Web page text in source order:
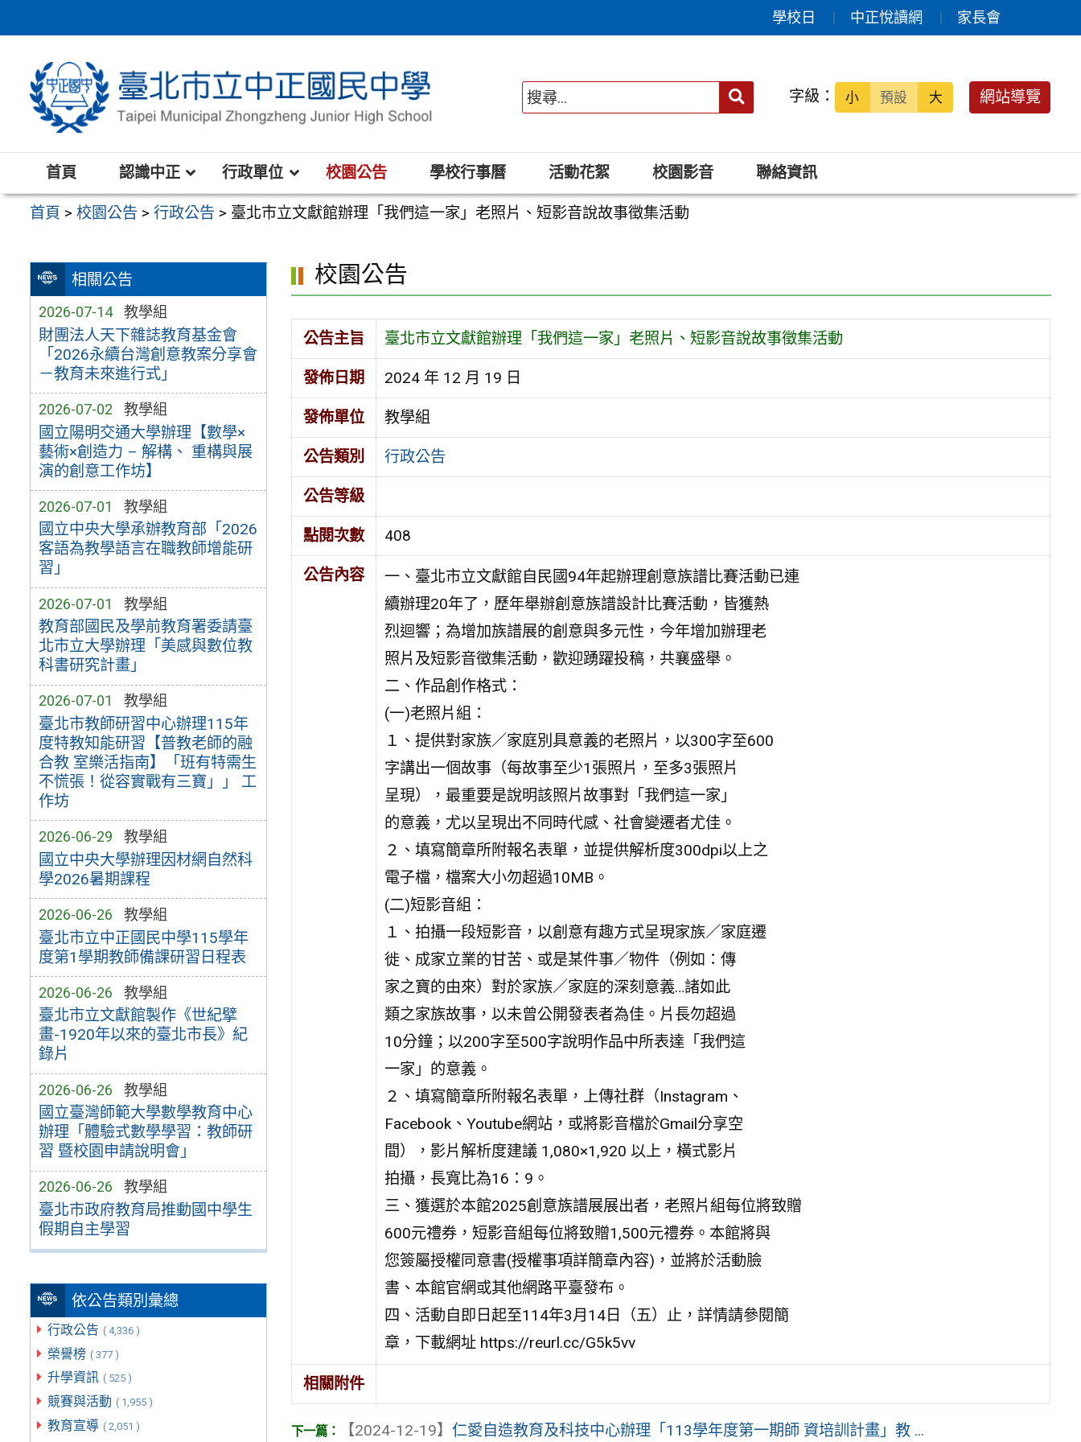
至
區
學校日 中正悅讀網 家長會
送出 字級： 小 預設 大 網站導覽
首頁 認識中正 行政單位 校園公告 學校行事曆 活動花絮 校園影音 聯絡資訊
首頁 >校園公告 >行政公告 > 臺北市立文獻館辦理「我們這一家」老照片、短影音說故事徵集活動
相關公告
2026-07-14 教學組
財團法人天下雜誌教育基金會
「2026永續台灣創意教案分享會
－教育未來進行式」
2026-07-02 教學組
國立陽明交通大學辦理【數學×
藝術×創造力 – 解構、 重構與展
演的創意工作坊】
2026-07-01 教學組
國立中央大學承辦教育部「2026
客語為教學語言在職教師增能研
習」
2026-07-01 教學組
教育部國民及學前教育署委請臺
北市立大學辦理「美感與數位教
科書研究計畫」
2026-07-01 教學組
臺北市教師研習中心辦理115年
度特教知能研習【普教老師的融
合教 室樂活指南】「班有特需生
不慌張！從容實戰有三寶」」 工
作坊
2026-06-29 教學組
國立中央大學辦理因材網自然科
學2026暑期課程
2026-06-26 教學組
臺北市立中正國民中學115學年
度第1學期教師備課研習日程表
2026-06-26 教學組
臺北市立文獻館製作《世紀擘
畫-1920年以來的臺北市長》紀
錄片
2026-06-26 教學組
國立臺灣師範大學數學教育中心
辦理「體驗式數學學習：教師研
習 暨校園申請說明會」
2026-06-26 教學組
臺北市政府教育局推動國中學生
假期自主學習
依公告類別彙總
行政公告 ( 4,336 )
榮譽榜 ( 377 )
升學資訊 ( 525 )
競賽與活動 ( 1,955 )
教育宣導 ( 2,051 )
校園公告
公告主旨 臺北市立文獻館辦理「我們這一家」老照片、短影音說故事徵集活動
發佈日期 2024 年 12 月 19 日
發佈單位 教學組
公告類別 行政公告
公告等級
點閱次數 408
公告內容
一、臺北市立文獻館自民國94年起辦理創意族譜比賽活動已連
續辦理20年了，歷年舉辦創意族譜設計比賽活動，皆獲熱
烈迴響；為增加族譜展的創意與多元性，今年增加辦理老
照片及短影音徵集活動，歡迎踴躍投稿，共襄盛舉。
二、作品創作格式：
(一)老照片組：
１、提供對家族／家庭別具意義的老照片，以300字至600
字講出一個故事（每故事至少1張照片，至多3張照片
呈現），最重要是說明該照片故事對「我們這一家」
的意義，尤以呈現出不同時代感、社會變遷者尤佳。
２、填寫簡章所附報名表單，並提供解析度300dpi以上之
電子檔，檔案大小勿超過10MB。
(二)短影音組：
１、拍攝一段短影音，以創意有趣方式呈現家族／家庭遷
徙、成家立業的甘苦、或是某件事／物件（例如：傳
家之寶的由來）對於家族／家庭的深刻意義…諸如此
類之家族故事，以未曾公開發表者為佳。片長勿超過
10分鐘；以200字至500字說明作品中所表達「我們這
一家」的意義。
２、填寫簡章所附報名表單，上傳社群（Instagram、
Facebook、Youtube網站，或將影音檔於Gmail分享空
間），影片解析度建議 1,080×1,920 以上，橫式影片
拍攝，長寬比為16：9。
三、獲選於本館2025創意族譜展展出者，老照片組每位將致贈
600元禮券，短影音組每位將致贈1,500元禮券。本館將與
您簽屬授權同意書(授權事項詳簡章內容)，並將於活動臉
書、本館官網或其他網路平臺發布。
四、活動自即日起至114年3月14日（五）止，詳情請參閱簡
章，下載網址 https://reurl.cc/G5k5vv
相關附件
【2024-12-19】仁愛自造教育及科技中心辦理「113學年度第一期師 資培訓計畫」教 ...